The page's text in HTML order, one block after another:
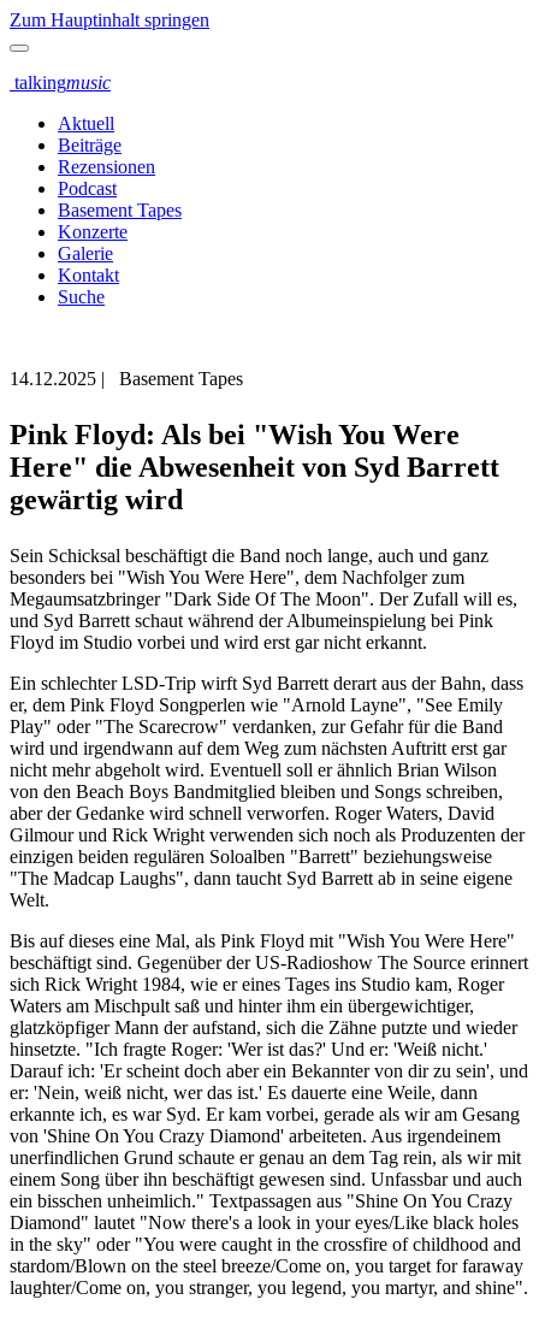
Zum Hauptinhalt springen
talkingmusic
Aktuell
Beiträge
Rezensionen
Podcast
Basement Tapes
Konzerte
Galerie
Kontakt
Suche
14.12.2025 | Basement Tapes
Pink Floyd: Als bei "Wish You Were
Here" die Abwesenheit von Syd Barrett
gewärtig wird
Sein Schicksal beschäftigt die Band noch lange, auch und ganz
besonders bei "Wish You Were Here", dem Nachfolger zum
Megaumsatzbringer "Dark Side Of The Moon". Der Zufall will es,
und Syd Barrett schaut während der Albumeinspielung bei Pink
Floyd im Studio vorbei und wird erst gar nicht erkannt.
Ein schlechter LSD-Trip wirft Syd Barrett derart aus der Bahn, dass
er, dem Pink Floyd Songperlen wie "Arnold Layne", "See Emily
Play" oder "The Scarecrow" verdanken, zur Gefahr für die Band
wird und irgendwann auf dem Weg zum nächsten Auftritt erst gar
nicht mehr abgeholt wird. Eventuell soll er ähnlich Brian Wilson
von den Beach Boys Bandmitglied bleiben und Songs schreiben,
aber der Gedanke wird schnell verworfen. Roger Waters, David
Gilmour und Rick Wright verwenden sich noch als Produzenten der
einzigen beiden regulären Soloalben "Barrett" beziehungsweise
"The Madcap Laughs", dann taucht Syd Barrett ab in seine eigene
Welt.
Bis auf dieses eine Mal, als Pink Floyd mit "Wish You Were Here"
beschäftigt sind. Gegenüber der US-Radioshow The Source erinnert
sich Rick Wright 1984, wie er eines Tages ins Studio kam, Roger
Waters am Mischpult saß und hinter ihm ein übergewichtiger,
glatzköpfiger Mann der aufstand, sich die Zähne putzte und wieder
hinsetzte. "Ich fragte Roger: 'Wer ist das?' Und er: 'Weiß nicht.'
Darauf ich: 'Er scheint doch aber ein Bekannter von dir zu sein', und
er: 'Nein, weiß nicht, wer das ist.' Es dauerte eine Weile, dann
erkannte ich, es war Syd. Er kam vorbei, gerade als wir am Gesang
von 'Shine On You Crazy Diamond' arbeiteten. Aus irgendeinem
unerfindlichen Grund schaute er genau an dem Tag rein, als wir mit
einem Song über ihn beschäftigt gewesen sind. Unfassbar und auch
ein bisschen unheimlich." Textpassagen aus "Shine On You Crazy
Diamond" lautet "Now there's a look in your eyes/Like black holes
in the sky" oder "You were caught in the crossfire of childhood and
stardom/Blown on the steel breeze/Come on, you target for faraway
laughter/Come on, you stranger, you legend, you martyr, and shine".